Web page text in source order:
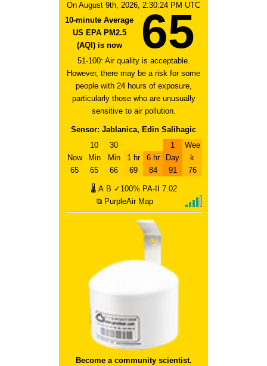
On August 9th, 2026, 2:30:24 PM UTC
10-minute Average
US EPA PM2.5
(AQI) is now
65
51-100: Air quality is acceptable.
However, there may be a risk for some
people with 24 hours of exposure,
particularly those who are unusually
sensitive to air pollution.
Sensor: Jablanica, Edin Salihagic
Now
65
10
Min
65
30
Min
66
1 hr
69
6 hr
84
1
Day
91
Wee
k
76
🌡 A B ✓100% PA-II
7.02
⧉ PurpleAir Map
Become a community scientist.